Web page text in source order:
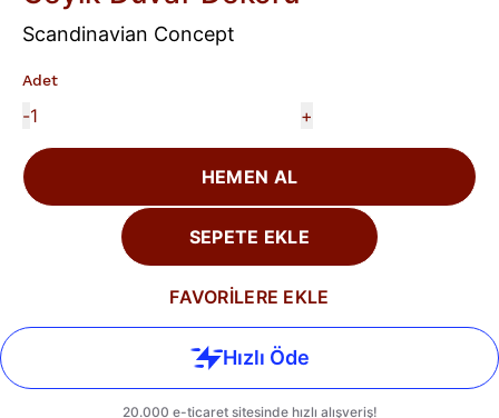
Scandinavian Concept
Adet
- +
HEMEN AL
SEPETE EKLE
FAVORİLERE EKLE